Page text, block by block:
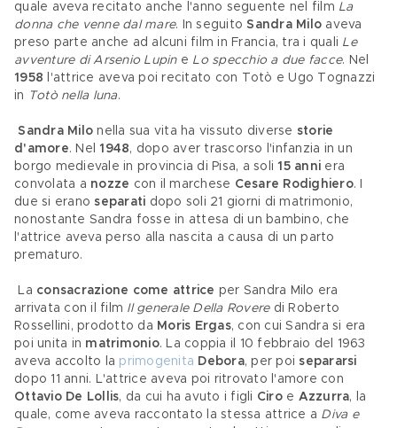
quale aveva recitato anche l'anno seguente nel film La
donna che venne dal mare. In seguito Sandra Milo aveva
preso parte anche ad alcuni film in Francia, tra i quali Le
avventure di Arsenio Lupin e Lo specchio a due facce. Nel
1958 l'attrice aveva poi recitato con Totò e Ugo Tognazzi
in
Totò nella luna.
Sandra Milo nella sua vita ha vissuto diverse storie
d'amore. Nel 1948, dopo aver trascorso l'infanzia in un
borgo medievale in provincia di Pisa, a soli 15 anni era
convolata a nozze con il marchese Cesare Rodighiero. I
due si erano separati dopo soli 21 giorni di matrimonio,
nonostante Sandra fosse in attesa di un bambino, che
l'attrice aveva perso alla nascita a causa di un parto
prematuro.
La consacrazione come attrice per Sandra Milo era
arrivata con il film Il generale Della Rovere di Roberto
Rossellini, prodotto da Moris Ergas, con cui Sandra si era
poi unita in matrimonio. La coppia il 10 febbraio del 1963
aveva accolto la primogenita Debora, per poi separarsi
dopo 11 anni. L'attrice aveva poi ritrovato l'amore con
Ottavio De Lollis, da cui ha avuto i figli Ciro e Azzurra, la
quale, come aveva raccontato la stessa attrice a Diva e